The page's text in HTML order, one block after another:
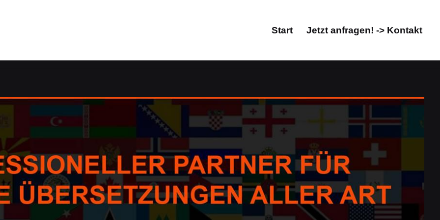
Start Jetzt anfragen! -> Kontakt
✓Korrektorat/Lektorat, Übersetzungsagentur, dolmetschen, Übersetzungsbüro. Ihre Auswahlmöglichkeiten
✓Übersetzungsagentur, dolmetschen, Korrektorat/Lektorat, Übersetzungsbüro. ✓Übersetzungsagentur,
✓Übersetzungsbüro. ➡️ Guul Prime, Ihr Übersetzungsprofi & Fachübersetzungsbüro. Wir sind bereit für